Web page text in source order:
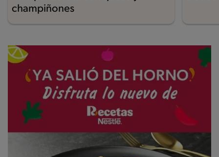
champiñones